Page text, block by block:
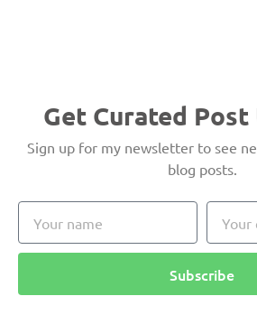
Get Curated Post
Sign up for my newsletter to see
blog posts.
Subscribe